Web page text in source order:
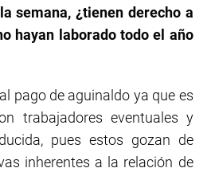
semana, ¿tienen derecho a
hayan laborado todo el año
pago de aguinaldo ya que es
trabajadores eventuales y
pues estos gozan de
inherentes a la relación de